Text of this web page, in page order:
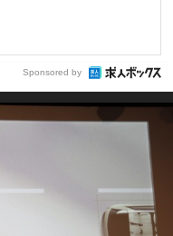
Sponsored by